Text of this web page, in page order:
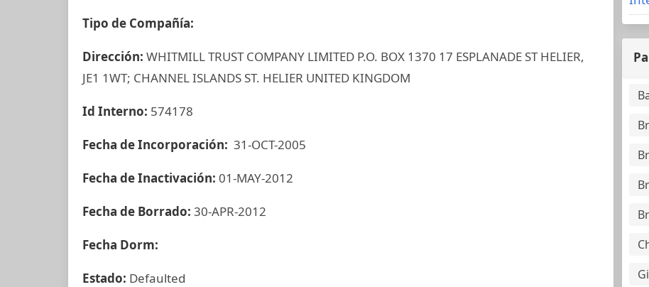
Tipo de Compañía:
Dirección: WHITMILL TRUST COMPANY LIMITED P.O. BOX 1370 17 ESPLANADE ST HELIER,
JE1 1WT; CHANNEL ISLANDS ST. HELIER UNITED KINGDOM
Id Interno: 574178
Fecha de Incorporación: 31-OCT-2005
Fecha de Inactivación: 01-MAY-2012
Fecha de Borrado: 30-APR-2012
Fecha Dorm:
Estado: Defaulted